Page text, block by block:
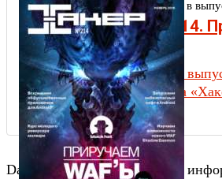
Другие статьи в
Xakep #214.
WAF'ы
Содержание
Подписка на
DashClock — это изначально